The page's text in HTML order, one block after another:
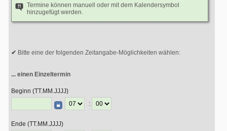
Termine können manuell oder mit dem Kalendersymbol
hinzugefügt werden.
Bitte eine der folgenden Zeitangabe-Möglichkeiten wählen:
... einen Einzeltermin
Beginn (TT.MM.JJJJ)
:
Ende (TT.MM.JJJJ)